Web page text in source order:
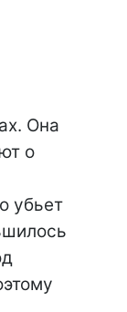
Она
о
убьет